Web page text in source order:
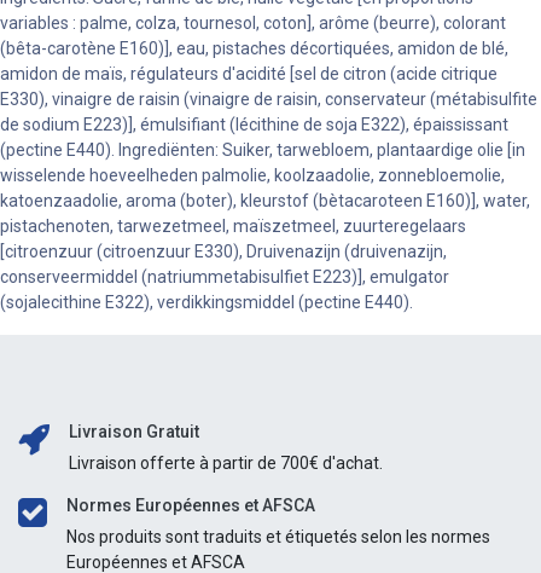
variables : palme, colza, tournesol, coton], arôme (beurre), colorant
(bêta-carotène E160)], eau, pistaches décortiquées, amidon de blé,
amidon de maïs, régulateurs d'acidité [sel de citron (acide citrique
E330), vinaigre de raisin (vinaigre de raisin, conservateur (métabisulfite
de sodium E223)], émulsifiant (lécithine de soja E322), épaississant
(pectine E440). Ingrediënten: Suiker, tarwebloem, plantaardige olie [in
wisselende hoeveelheden palmolie, koolzaadolie, zonnebloemolie,
katoenzaadolie, aroma (boter), kleurstof (bètacaroteen E160)], water,
pistachenoten, tarwezetmeel, maïszetmeel, zuurteregelaars
[citroenzuur (citroenzuur E330), Druivenazijn (druivenazijn,
conserveermiddel (natriummetabisulfiet E223)], emulgator
(sojalecithine E322), verdikkingsmiddel (pectine E440).
Livraison Gratuit
Livraison offerte à partir de 700€ d'achat.
Normes Européennes et AFSCA
Nos produits sont traduits et étiquetés selon les normes
Européennes et AFSCA